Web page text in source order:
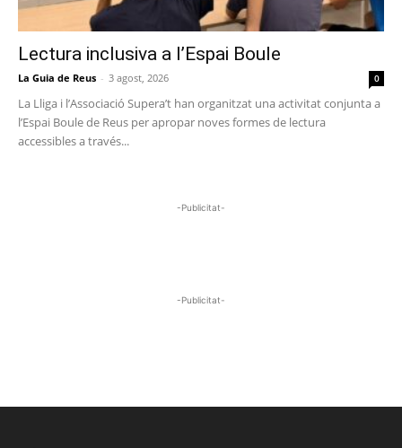
Lectura inclusiva a l’Espai Boule
La Guia de Reus - 3 agost, 2026 0
La Lliga i l’Associació Supera’t han organitzat una activitat conjunta a
l’Espai Boule de Reus per apropar noves formes de lectura
accessibles a través...
-Publicitat-
-Publicitat-